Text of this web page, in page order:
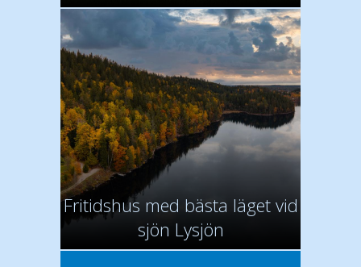
Fritidshus med bästa läget vid
sjön Lysjön